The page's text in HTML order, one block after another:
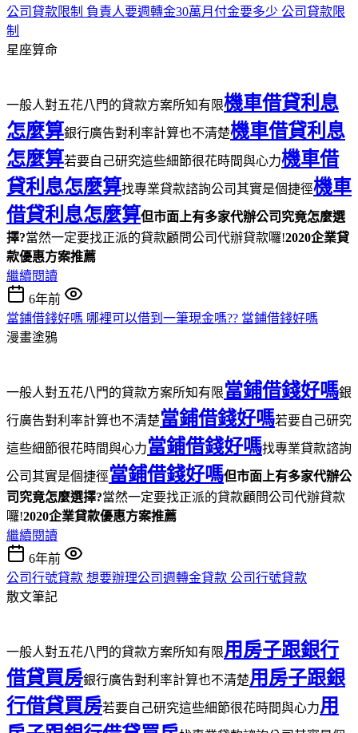
公司貸款限制 負責人要週轉金30萬月付金要多少 公司貸款限
制
星座算命
一般人對五花八門的貸款方案所知有限機車借貸利息
怎麼算銀行廣告對利率計算也不清楚機車借貸利息
怎麼算若要自己研究這些細節很花時間與心力機車借
貸利息怎麼算找專業貸款諮詢公司其實是個捷徑機車
借貸利息怎麼算但市面上有多家代辦公司究竟怎麼選
擇?當然一定要找正派的貸款顧問公司代辦貸款囉!2020企業貸
款優惠方案推薦
繼續閱讀
6年前
當鋪借錢好嗎 哪裡可以借到一筆現金嗎?? 當鋪借錢好嗎
漫畫塗鴉
一般人對五花八門的貸款方案所知有限當鋪借錢好嗎銀
行廣告對利率計算也不清楚當鋪借錢好嗎若要自己研究
這些細節很花時間與心力當鋪借錢好嗎找專業貸款諮詢
公司其實是個捷徑當鋪借錢好嗎但市面上有多家代辦公
司究竟怎麼選擇?當然一定要找正派的貸款顧問公司代辦貸款
囉!2020企業貸款優惠方案推薦
繼續閱讀
6年前
公司行號貸款 想要辦理公司週轉金貸款 公司行號貸款
散文筆記
一般人對五花八門的貸款方案所知有限用房子跟銀行
借貸買房銀行廣告對利率計算也不清楚用房子跟銀
行借貸買房若要自己研究這些細節很花時間與心力用